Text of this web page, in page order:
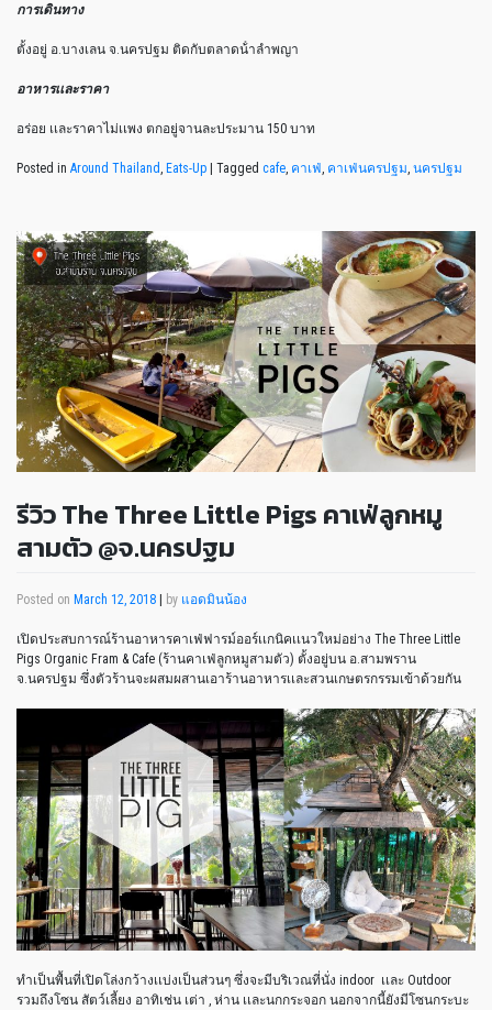
การเดินทาง
ตั้งอยู่ อ.บางเลน จ.นครปฐม ติดกับตลาดน้ําลําพญา
อาหารเเละราคา
อร่อย เเละราคาไม่เเพง ตกอยู่จานละประมาน 150 บาท
Posted in Around Thailand Eats-Up | Tagged cafe คาเฟ่ คาเฟ่นครปฐม นครปฐม
รีวิว The Three Little Pigs คาเฟ่ลูกหมู
สามตัว @จ.นครปฐม
Posted on March 12, 2018 by แอดมินน้อง
เปิดประสบการณ์ร้านอาหารคาเฟ่ฟารม์ออร์เเกนิคเเนวใหม่อย่าง The Three Little
Pigs Organic Fram & Cafe (ร้านคาเฟ่ลูกหมูสามตัว) ตั้งอยู่บน อ.สามพราน
จ.นครปฐม ซึ่งตัวร้านจะผสมผสานเอาร้านอาหารเเละสวนเกษตรกรรมเข้าด้วยกัน
ทำเป็นพื้นที่เปิดโล่งกว้างเเบ่งเป็นส่วนๆ ซึ่งจะมีบริเวณที่นั่ง indoor เเละ Outdoor
รวมถึงโซน สัตว์เลี้ยง อาทิเช่น เต่า , ห่าน เเละนกกระจอก นอกจากนี้ยังมีโซนกระบะ